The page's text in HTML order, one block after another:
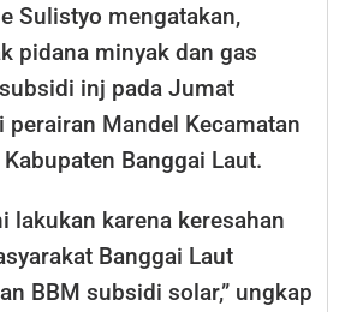
Sulistyo mengatakan,
pidana minyak dan gas
inj pada Jumat
Mandel Kecamatan
Banggai Laut.
lakukan karena keresahan
Banggai Laut
BBM subsidi solar,” ungkap